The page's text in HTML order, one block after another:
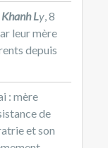
Khanh Ly, 8
leur mère
depuis
: mère
de
et son